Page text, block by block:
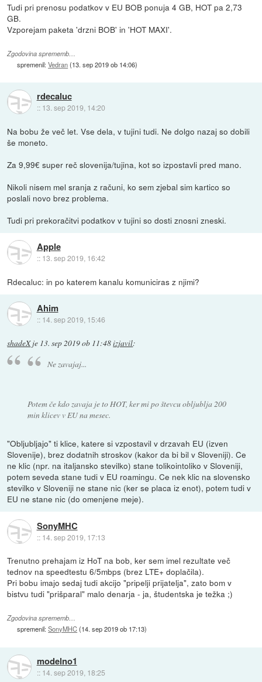
Tudi pri prenosu podatkov v EU BOB ponuja 4 GB, HOT pa 2,73
GB.
Vzporejam paketa 'drzni BOB' in 'HOT MAXI'.
Zgodovina sprememb…
spremenil:Vedran(13. sep 2019 ob 14:06)
rdecaluc
:: 13. sep 2019, 14:20
Na bobu že več let. Vse dela, v tujini tudi. Ne dolgo nazaj so dobili
še moneto.
Za 9,99€ super reč slovenija/tujina, kot so izpostavli pred mano.
Nikoli nisem mel sranja z računi, ko sem zjebal sim kartico so
poslali novo brez problema.
Tudi pri prekoračitvi podatkov v tujini so dosti znosni zneski.
Apple
:: 13. sep 2019, 16:42
Rdecaluc: in po katerem kanalu komuniciras z njimi?
Ahim
:: 14. sep 2019, 15:46
shadeXje 13. sep 2019 ob 11:48izjavil:
Ne zavajaj...
Potem če kdo zavaja je to HOT, ker mi po števcu obljublja 200
min klicev v EU na mesec.
"Obljubljajo" ti klice, katere si vzpostavil v drzavah EU (izven
Slovenije), brez dodatnih stroskov (kakor da bi bil v Sloveniji). Ce
ne klic (npr. na italjansko stevilko) stane tolikointoliko v Sloveniji,
potem seveda stane tudi v EU roamingu. Ce nek klic na slovensko
stevilko v Sloveniji ne stane nic (ker se placa iz enot), potem tudi v
EU ne stane nic (do omenjene meje).
SonyMHC
:: 14. sep 2019, 17:13
Trenutno prehajam iz HoT na bob, ker sem imel rezultate več
tednov na speedtestu 6/5mbps (brez LTE+ doplačila).
Pri bobu imajo sedaj tudi akcijo "pripelji prijatelja", zato bom v
bistvu tudi "prišparal" malo denarja - ja, študentska je težka ;)
Zgodovina sprememb…
spremenil:SonyMHC(14. sep 2019 ob 17:13)
modelno1
:: 14. sep 2019, 18:25